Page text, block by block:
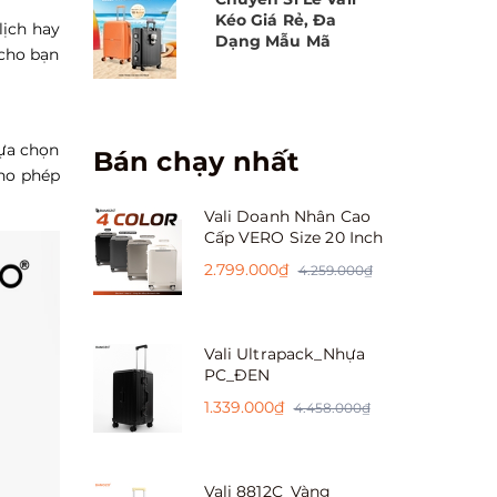
hay
bạn
chọn
phép
Kéo Giá Rẻ, Đa
Dạng Mẫu Mã
Bán chạy nhất
Vali Doanh Nhân Cao
Cấp VERO Size 20 Inch
2.799.000₫ 4.259.000₫
Vali Ultrapack_Nhựa
PC_ĐEN
1.339.000₫ 4.458.000₫
Vali 8812C_Vàng